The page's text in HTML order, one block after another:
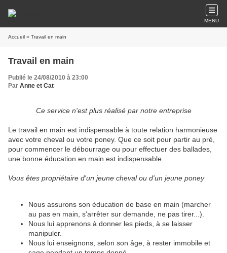
MENU
Accueil » Travail en main
Travail en main
Publié le 24/08/2010 à 23:00
Par Anne et Cat
Ce service n'est plus réalisé par notre entreprise
Le travail en main est indispensable à toute relation harmonieuse
avec votre cheval ou votre poney. Que ce soit pour partir au pré,
pour commencer le débourrage ou pour effectuer des ballades,
une bonne éducation en main est indispensable.
Vous êtes propriétaire d'un jeune cheval ou d'un jeune poney
Nous assurons son éducation de base en main (marcher
au pas en main, s'arrêter sur demande, ne pas tirer...).
Nous lui apprenons à donner les pieds, à se laisser
manipuler.
Nous lui enseignons, selon son âge, à rester immobile et